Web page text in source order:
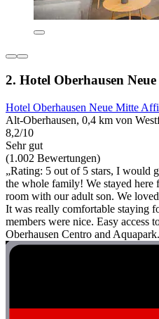
2. Hotel Oberhausen
Hotel Oberhausen Neue Mitte
Alt-Oberhausen, 0,4 km von
8,2/10
Sehr gut
(1.002 Bewertungen)
„Rating: 5 out of 5 stars, I would
the whole family! We stayed
room with our adult son. We
It was really comfortable staying
members were nice. Easy access
Oberhausen Centro and